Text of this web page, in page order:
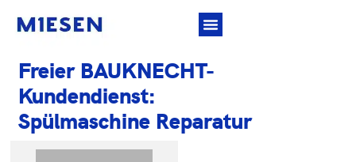
Freier BAUKNECHT-
Kundendienst:
Spülmaschine Reparatur